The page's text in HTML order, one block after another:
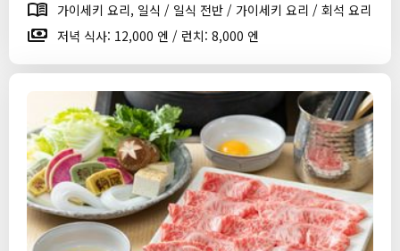
가이세키 요리, 일식 / 일식 전반 / 가이세키 요리 / 회석 요리
저녁 식사: 12,000 엔 / 런치: 8,000 엔